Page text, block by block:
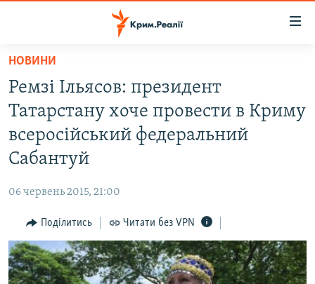
Перейти
основного
матеріалу
Перейти
до
основної
Перейти
пошуку
ВІДЕО ТА ФОТО
ПОЛІТИКА
ПОГЛЯД
ІНТЕРВ'Ю
ВСЕ ЗА ДЕНЬ
СПЕЦПРОЕКТИ
НОВИНИ
Ремзі Ільясов: президент
Татарстану хоче провести в Криму
всеросійський федеральний
Сабантуй
06 червень 2015, 21:00
Поділитись Читати без VPN